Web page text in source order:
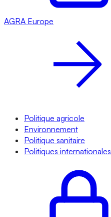
AGRA Europe
Politique agricole
Environnement
Politique sanitaire
Politiques internationales